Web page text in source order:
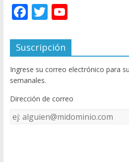
F
e
b
o
o
k
T
itt
er
Y
u
T
u
e
C
Suscripción
Ingrese su correo electrónico para
semanales.
Dirección de correo
Dirección
de